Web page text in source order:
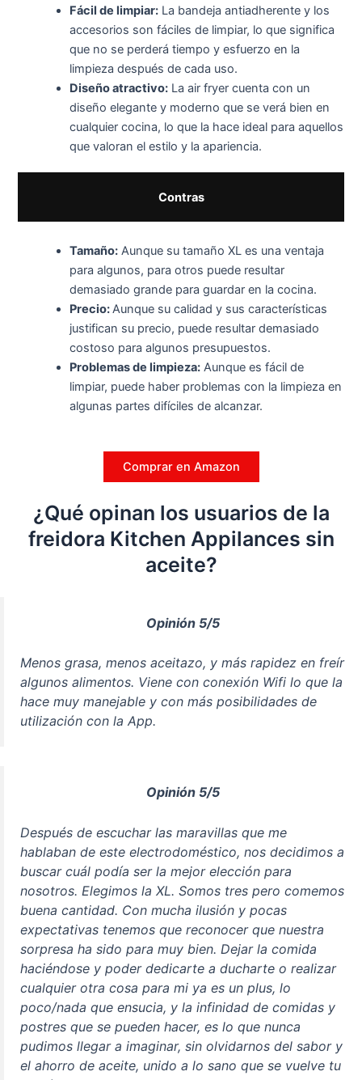
Fácil de limpiar:La bandeja antiadherente y los
accesorios son fáciles de limpiar, lo que significa
que no se perderá tiempo y esfuerzo en la
limpieza después de cada uso.
Diseño atractivo:La air fryer cuenta con un
diseño elegante y moderno que se verá bien en
cualquier cocina, lo que la hace ideal para aquellos
que valoran el estilo y la apariencia.
Contras
Tamaño:Aunque su tamaño XL es una ventaja
para algunos, para otros puede resultar
demasiado grande para guardar en la cocina.
Precio:Aunque su calidad y sus características
justifican su precio, puede resultar demasiado
costoso para algunos presupuestos.
Problemas de limpieza:Aunque es fácil de
limpiar, puede haber problemas con la limpieza en
algunas partes difíciles de alcanzar.
Comprar en Amazon
¿Qué opinan los usuarios de la
freidora Kitchen Appilances sin
aceite?
Opinión 5/5
Menos grasa, menos aceitazo, y más rapidez en freír
algunos alimentos. Viene con conexión Wifi lo que la
hace muy manejable y con más posibilidades de
utilización con la App.
Opinión 5/5
Después de escuchar las maravillas que me
hablaban de este electrodoméstico, nos decidimos a
buscar cuál podía ser la mejor elección para
nosotros. Elegimos la XL. Somos tres pero comemos
buena cantidad. Con mucha ilusión y pocas
expectativas tenemos que reconocer que nuestra
sorpresa ha sido para muy bien. Dejar la comida
haciéndose y poder dedicarte a ducharte o realizar
cualquier otra cosa para mi ya es un plus, lo
poco/nada que ensucia, y la infinidad de comidas y
postres que se pueden hacer, es lo que nunca
pudimos llegar a imaginar, sin olvidarnos del sabor y
el ahorro de aceite, unido a lo sano que se vuelve tu